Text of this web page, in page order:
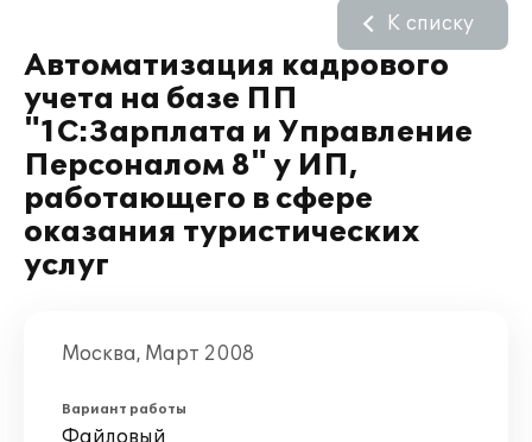
Автоматизация кадрового
учета на базе ПП
"1С:Зарплата и Управление
Персоналом 8" у ИП,
работающего в сфере
оказания туристических
услуг
К списку
Москва, Март 2008
Вариант работы
Файловый